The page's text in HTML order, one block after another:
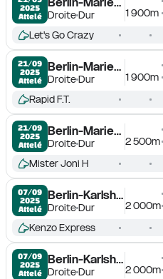
2025
Attelé
DroiteDur
1 900m
Let's Go Crazy
21/09
2025
Attelé
Berlin-Mariendorf
DroiteDur
1 900m
Rapid F.T.
21/09
2025
Attelé
Berlin-Mariendorf
DroiteDur
2 500m
Mister Joni H
07/09
2025
Attelé
Berlin-Karlshorst
DroiteDur
2 000m
Kenzo Express
07/09
2025
Attelé
Berlin-Karlshorst
DroiteDur
2 000m